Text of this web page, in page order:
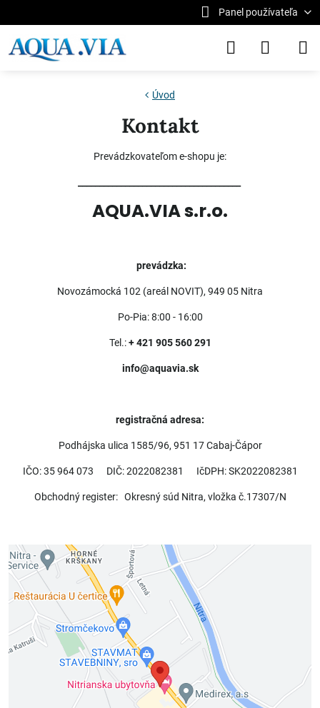
Panel používateľa
Úvod
Kontakt
Prevádzkovateľom e-shopu je:
AQUA.VIA s.r.o.
prevádzka:
Novozámocká 102 (areál NOVIT), 949 05 Nitra
Po-Pia: 8:00 - 16:00
Tel.:+ 421 905 560 291
info@aquavia.sk
registračná adresa:
Podhájska ulica 1585/96, 951 17 Cabaj-Čápor
IČO: 35 964 073 DIČ: 2022082381 IčDPH: SK2022082381
Obchodný register: Okresný súd Nitra, vložka č.17307/N
Externý obsah je blokovaný Voľbami
súkromia
Prajete si načítať externý obsah?
Povoliť tentokrát